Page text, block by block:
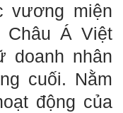
vương miện
Châu Á Việt
doanh nhân
cuối. Nằm
động của